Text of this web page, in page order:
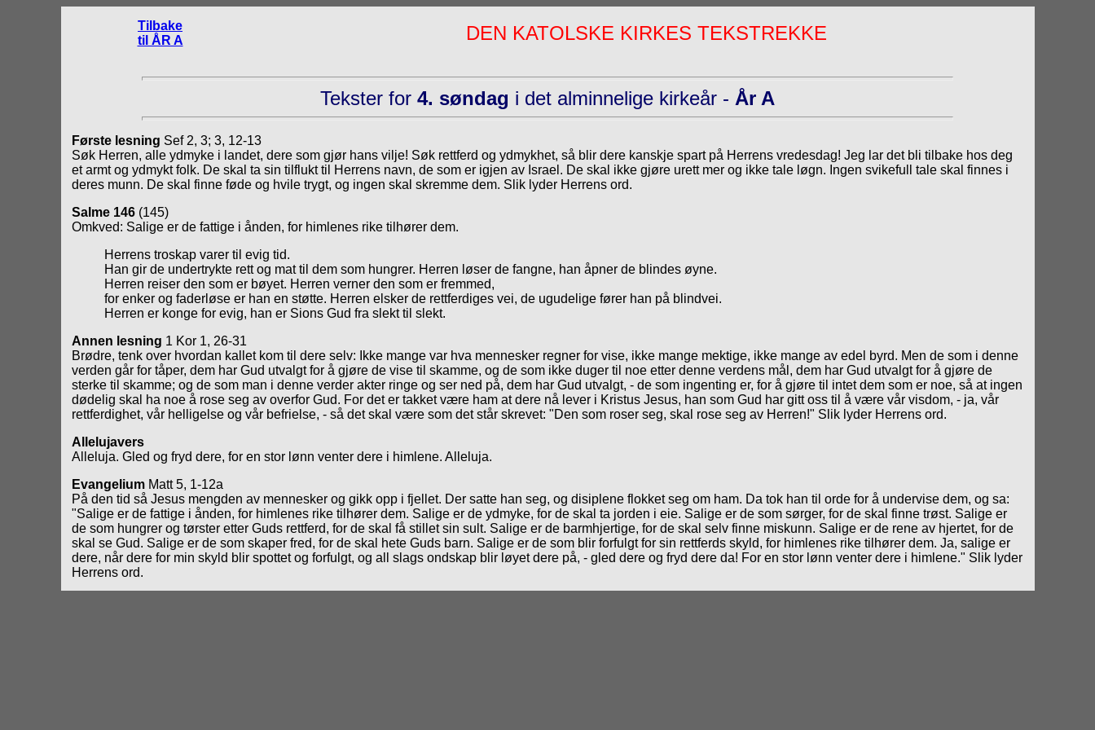
Tilbake
til ÅR A
DEN KATOLSKE KIRKES TEKSTREKKE
Tekster for 4. søndag i det alminnelige kirkeår - År A
Første lesning Sef 2, 3; 3, 12-13
Søk Herren, alle ydmyke i landet, dere som gjør hans vilje! Søk rettferd og ydmykhet, så blir dere kanskje spart på Herrens vredesdag! Jeg lar det bli tilbake hos deg
et armt og ydmykt folk. De skal ta sin tilflukt til Herrens navn, de som er igjen av Israel. De skal ikke gjøre urett mer og ikke tale løgn. Ingen svikefull tale skal finnes i
deres munn. De skal finne føde og hvile trygt, og ingen skal skremme dem. Slik lyder Herrens ord.
Salme 146 (145)
Omkved: Salige er de fattige i ånden, for himlenes rike tilhører dem.
Herrens troskap varer til evig tid.
Han gir de undertrykte rett og mat til dem som hungrer. Herren løser de fangne, han åpner de blindes øyne.
Herren reiser den som er bøyet. Herren verner den som er fremmed,
for enker og faderløse er han en støtte. Herren elsker de rettferdiges vei, de ugudelige fører han på blindvei.
Herren er konge for evig, han er Sions Gud fra slekt til slekt.
Annen lesning 1 Kor 1, 26-31
Brødre, tenk over hvordan kallet kom til dere selv: Ikke mange var hva mennesker regner for vise, ikke mange mektige, ikke mange av edel byrd. Men de som i denne
verden går for tåper, dem har Gud utvalgt for å gjøre de vise til skamme, og de som ikke duger til noe etter denne verdens mål, dem har Gud utvalgt for å gjøre de
sterke til skamme; og de som man i denne verder akter ringe og ser ned på, dem har Gud utvalgt, - de som ingenting er, for å gjøre til intet dem som er noe, så at ingen
dødelig skal ha noe å rose seg av overfor Gud. For det er takket være ham at dere nå lever i Kristus Jesus, han som Gud har gitt oss til å være vår visdom, - ja, vår
rettferdighet, vår helligelse og vår befrielse, - så det skal være som det står skrevet: "Den som roser seg, skal rose seg av Herren!" Slik lyder Herrens ord.
Allelujavers
Alleluja. Gled og fryd dere, for en stor lønn venter dere i himlene. Alleluja.
Evangelium Matt 5, 1-12a
På den tid så Jesus mengden av mennesker og gikk opp i fjellet. Der satte han seg, og disiplene flokket seg om ham. Da tok han til orde for å undervise dem, og sa:
"Salige er de fattige i ånden, for himlenes rike tilhører dem. Salige er de ydmyke, for de skal ta jorden i eie. Salige er de som sørger, for de skal finne trøst. Salige er
de som hungrer og tørster etter Guds rettferd, for de skal få stillet sin sult. Salige er de barmhjertige, for de skal selv finne miskunn. Salige er de rene av hjertet, for de
skal se Gud. Salige er de som skaper fred, for de skal hete Guds barn. Salige er de som blir forfulgt for sin rettferds skyld, for himlenes rike tilhører dem. Ja, salige er
dere, når dere for min skyld blir spottet og forfulgt, og all slags ondskap blir løyet dere på, - gled dere og fryd dere da! For en stor lønn venter dere i himlene." Slik lyder
Herrens ord.